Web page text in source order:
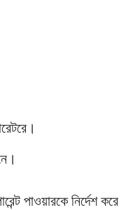
পাওয়ারকে নির্দেশ করে